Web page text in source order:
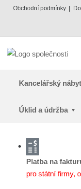
Obchodní podmínky
Kancelářský
Úklid a údržba
Platba na
pro státní firmy,